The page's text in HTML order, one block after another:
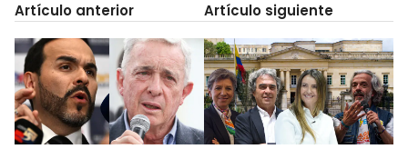
Artículo anterior Artículo siguiente